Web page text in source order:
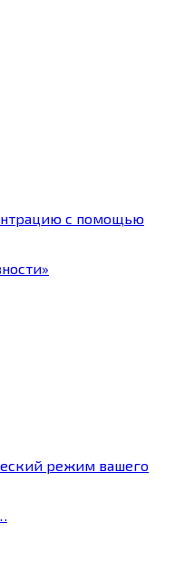
с помощью
режим вашего